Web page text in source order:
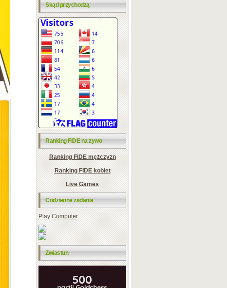
Skąd przychodzą
Ranking FIDE na żywo
Ranking FIDE mężczyzn
Ranking FIDE kobiet
Live Games
Codzienne zadania
Play Computer
Zwiastun